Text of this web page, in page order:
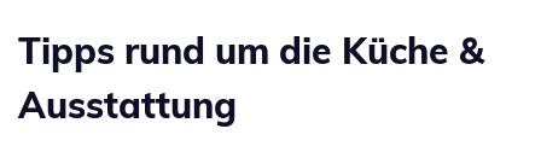
Tipps rund um die Küche &
Ausstattung